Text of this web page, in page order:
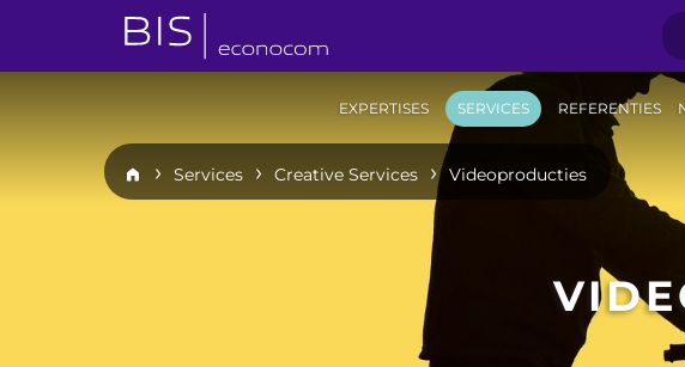
EXPERTISES SERVICES REFERENTIES
Services Creative Services Videoproducties